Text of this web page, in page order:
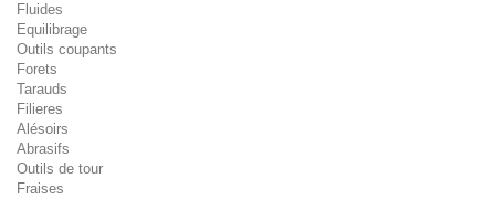
Fluides
Equilibrage
Outils coupants
Forets
Tarauds
Filieres
Alésoirs
Abrasifs
Outils de tour
Fraises